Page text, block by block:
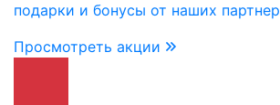
подарки и бонусы от наших
Просмотреть акции